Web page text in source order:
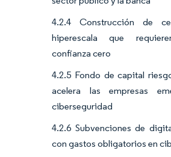
4.2.4 Construcción de
hiperescala que
confianza cero
4.2.5 Fondo de capital
acelera las empresas
ciberseguridad
4.2.6 Subvenciones de
con gastos obligatorios en